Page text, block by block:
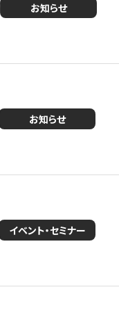
お知らせ
お知らせ
イベント・セミナー